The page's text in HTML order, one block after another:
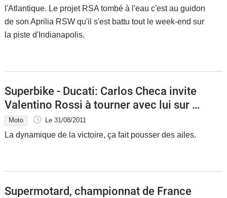
l'Atlantique. Le projet RSA tombé à l'eau c'est au guidon
de son Aprilia RSW qu'il s'est battu tout le week-end sur
la piste d'Indianapolis.
Superbike - Ducati: Carlos Checa invite
Valentino Rossi à tourner avec lui sur la
1198 pour retrouver le moral
Moto Le 31/08/2011
La dynamique de la victoire, ça fait pousser des ailes.
Supermotard, championnat de France